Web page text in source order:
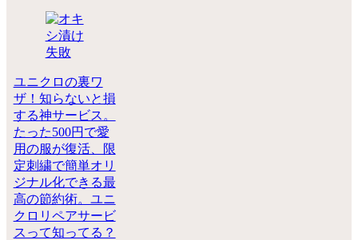
ユニクロの裏ワ
ザ！知らないと損
する神サービス。
たった500円で愛
用の服が復活、限
定刺繍で簡単オリ
ジナル化できる最
高の節約術。ユニ
クロリペアサービ
スって知ってる？